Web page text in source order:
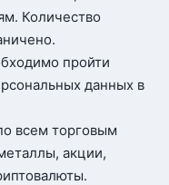
Количество
пройти
данных в
всем торговым
акции,